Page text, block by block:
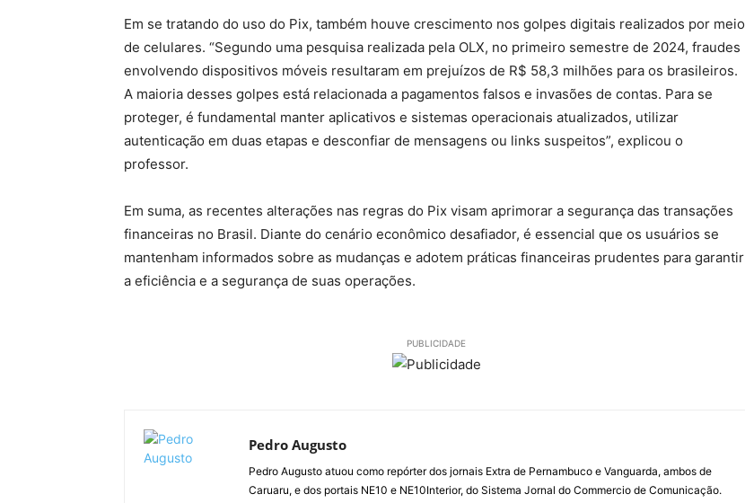
Em se tratando do uso do Pix, também houve crescimento nos golpes digitais realizados por meio
de celulares. “Segundo uma pesquisa realizada pela OLX, no primeiro semestre de 2024, fraudes
envolvendo dispositivos móveis resultaram em prejuízos de R$ 58,3 milhões para os brasileiros.
A maioria desses golpes está relacionada a pagamentos falsos e invasões de contas. Para se
proteger, é fundamental manter aplicativos e sistemas operacionais atualizados, utilizar
autenticação em duas etapas e desconfiar de mensagens ou links suspeitos”, explicou o
professor.
Em suma, as recentes alterações nas regras do Pix visam aprimorar a segurança das transações
financeiras no Brasil. Diante do cenário econômico desafiador, é essencial que os usuários se
mantenham informados sobre as mudanças e adotem práticas financeiras prudentes para garantir
a eficiência e a segurança de suas operações.
PUBLICIDADE
Pedro Augusto
Pedro Augusto atuou como repórter dos jornais Extra de Pernambuco e Vanguarda, ambos de
Caruaru, e dos portais NE10 e NE10Interior, do Sistema Jornal do Commercio de Comunicação.